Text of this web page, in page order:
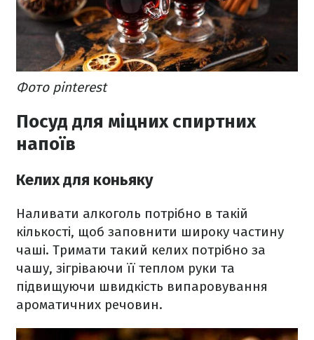
Фото pinterest
Посуд для міцних спиртних
напоїв
Келих для коньяку
Наливати алкоголь потрібно в такій
кількості, щоб заповнити широку частину
чаші. Тримати такий келих потрібно за
чашу, зігріваючи її теплом руки та
підвищуючи швидкість випаровування
ароматичних речовин.